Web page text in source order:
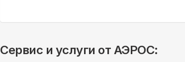
Сервис и услуги от АЭРОС: